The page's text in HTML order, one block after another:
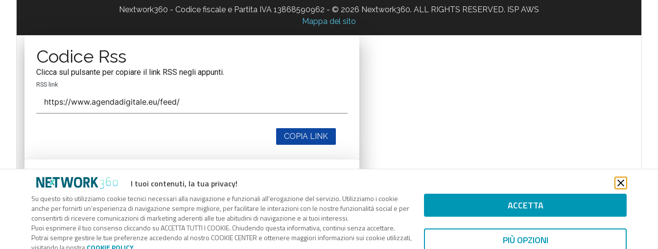
I tuoi contenuti, la tua privacy!
Su questo sito utilizziamo cookie tecnici necessari alla navigazione e funzionali all’erogazione del servizio. Utilizziamo i cookie
anche per fornirti un’esperienza di navigazione sempre migliore, per facilitare le interazioni con le nostre funzionalità social e per
consentirti di ricevere comunicazioni di marketing aderenti alle tue abitudini di navigazione e ai tuoi interessi.
Puoi esprimere il tuo consenso cliccando su ACCETTA TUTTI I COOKIE. Chiudendo questa informativa, continui senza accettare.
Potrai sempre gestire le tue preferenze accedendo al nostro COOKIE CENTER e ottenere maggiori informazioni sui cookie utilizzati,
ACCETTA
PIÙ OPZIONI
Nextwork360 - Codice fiscale e Partita IVA 13868590962 - © 2026 Nextwork360. ALL RIGHTS RESERVED. ISP AWS
Mappa del sito
Codice Rss
Clicca sul pulsante per copiare il link RSS negli appunti.
RSS link
COPIA LINK
Codice Rss
Clicca sul pulsante per copiare il link RSS negli appunti.
RSS link